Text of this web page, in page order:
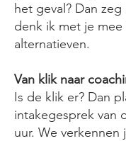
het geval? Dan
denk ik met je mee
alternatieven.
Van klik naar
Is de klik er? Dan
intakegesprek van
uur. We verkennen